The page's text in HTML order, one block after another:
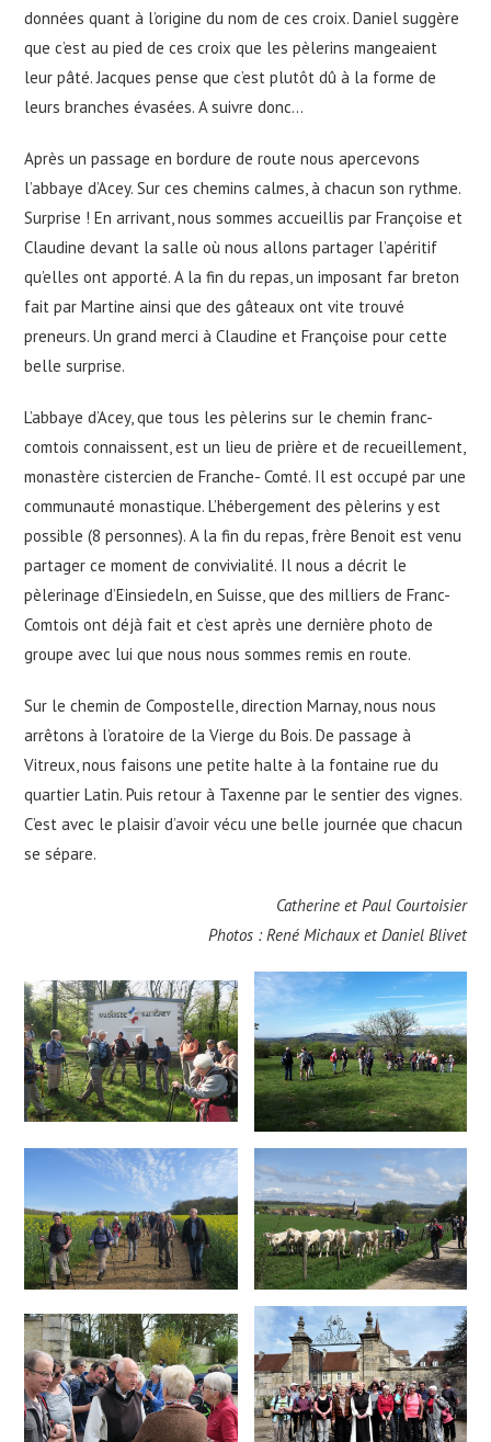
données quant à l’origine du nom de ces croix. Daniel suggère
que c’est au pied de ces croix que les pèlerins mangeaient
leur pâté. Jacques pense que c’est plutôt dû à la forme de
leurs branches évasées. A suivre donc…
Après un passage en bordure de route nous apercevons
l’abbaye d’Acey. Sur ces chemins calmes, à chacun son rythme.
Surprise ! En arrivant, nous sommes accueillis par Françoise et
Claudine devant la salle où nous allons partager l’apéritif
qu’elles ont apporté. A la fin du repas, un imposant far breton
fait par Martine ainsi que des gâteaux ont vite trouvé
preneurs. Un grand merci à Claudine et Françoise pour cette
belle surprise.
L’abbaye d’Acey, que tous les pèlerins sur le chemin franc-
comtois connaissent, est un lieu de prière et de recueillement,
monastère cistercien de Franche- Comté. Il est occupé par une
communauté monastique. L’hébergement des pèlerins y est
possible (8 personnes). A la fin du repas, frère Benoit est venu
partager ce moment de convivialité. Il nous a décrit le
pèlerinage d’Einsiedeln, en Suisse, que des milliers de Franc-
Comtois ont déjà fait et c’est après une dernière photo de
groupe avec lui que nous nous sommes remis en route.
Sur le chemin de Compostelle, direction Marnay, nous nous
arrêtons à l’oratoire de la Vierge du Bois. De passage à
Vitreux, nous faisons une petite halte à la fontaine rue du
quartier Latin. Puis retour à Taxenne par le sentier des vignes.
C’est avec le plaisir d’avoir vécu une belle journée que chacun
se sépare.
Catherine et Paul Courtoisier
Photos : René Michaux et Daniel Blivet